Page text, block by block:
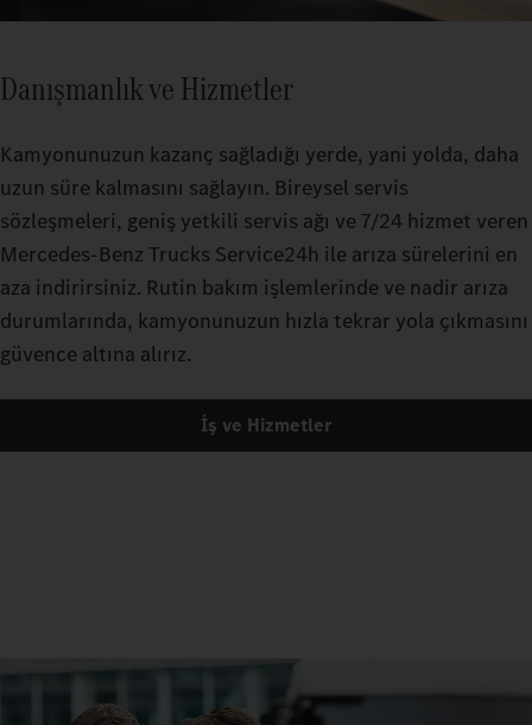
Danışmanlık ve Hizmetler
Kamyonunuzun kazanç sağladığı yerde, yani yolda, daha
uzun süre kalmasını sağlayın. Bireysel servis
sözleşmeleri, geniş yetkili servis ağı ve 7/24 hizmet veren
Mercedes‑Benz Trucks Service24h ile arıza sürelerini en
aza indirirsiniz. Rutin bakım işlemlerinde ve nadir arıza
durumlarında, kamyonunuzun hızla tekrar yola çıkmasını
güvence altına alırız.
İş ve Hizmetler